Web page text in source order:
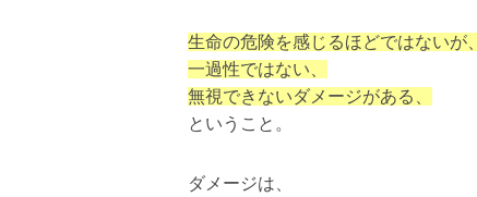
生命の危険を感じるほどではないが、
一過性ではない、
無視できないダメージがある、
ということ。
ダメージは、